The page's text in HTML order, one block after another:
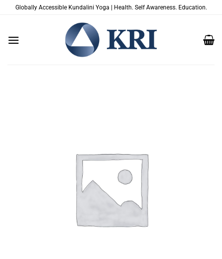
SaltarGlobally Accessible Kundalini Yoga | Health. Self Awareness. Education.